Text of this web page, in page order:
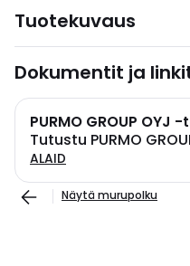
Tuotekuvaus
Dokumentit ja
PURMO GROUP OYJ
Tutustu PURMO
ALAID
Näytä murupolku